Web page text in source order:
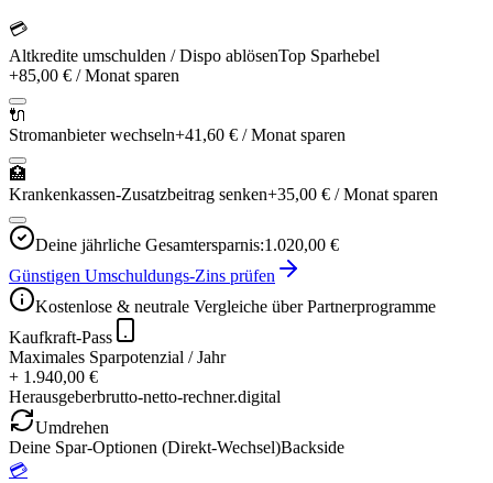
💳
Altkredite umschulden / Dispo ablösenTop Sparhebel
+85,00 € / Monat sparen
🔌
Stromanbieter wechseln+41,60 € / Monat sparen
🏥
Krankenkassen-Zusatzbeitrag senken+35,00 € / Monat sparen
Deine jährliche Gesamtersparnis:1.020,00 €
Günstigen Umschuldungs-Zins prüfen
Kostenlose & neutrale Vergleiche über Partnerprogramme
Kaufkraft-Pass
Maximales Sparpotenzial / Jahr
+ 1.940,00 €
Herausgeberbrutto-netto-rechner.digital
Umdrehen
Deine Spar-Optionen (Direkt-Wechsel)Backside
💳